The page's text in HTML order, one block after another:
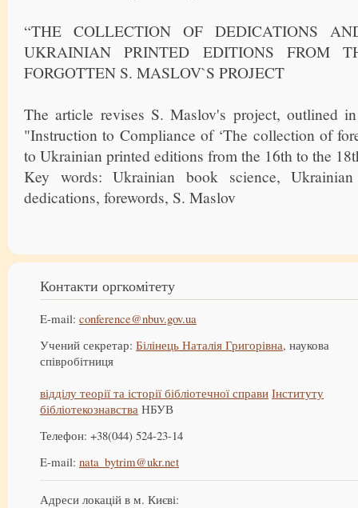
“THE COLLECTION OF DEDICATIONS
UKRAINIAN PRINTED EDITIONS FROM
FORGOTTEN S. MASLOV`S PROJECT
The article revises S. Maslov's project, outlined
"Instruction to Compliance of ‘The collection of
to Ukrainian printed editions from the 16th to the
Key words: Ukrainian book science,
dedications, forewords, S. Maslov
Контакти оргкомітету
E-mail: conference@nbuv.gov.ua
Учений секретар: Білінець Наталія Григорівна, наукова
співробітниця
відділу теорії та історії бібліотечної справи Інституту
бібліотекознавства НБУВ
Телефон: +38(044) 524-23-14
E-mail: nata_bytrim@ukr.net
Адреси локацій в м. Києві: